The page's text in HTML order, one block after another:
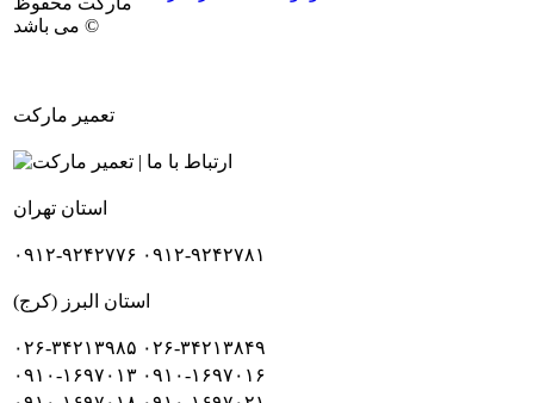
می باشد ©
تعمیر مارکت
استان تهران
۰۹۱۲-۹۲۴۲۷۷۶ ۰۹۱۲-۹۲۴۲۷۸۱
استان البرز (کرج)
۰۲۶-۳۴۲۱۳۹۸۵ ۰۲۶-۳۴۲۱۳۸۴۹
۰۹۱۰-۱۶۹۷۰۱۳ ۰۹۱۰-۱۶۹۷۰۱۶